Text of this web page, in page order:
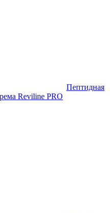
Пептидная
Reviline PRO